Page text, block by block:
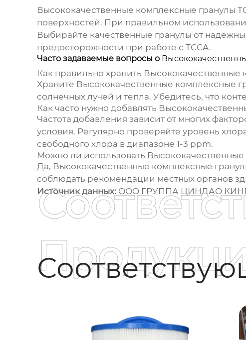
Высококачественные комплексные гранулы
поверхностей. При правильном
Выбирайте качественные гранулы от
предосторожности при работе с TCCA.
Часто задаваемые вопросы о
Как правильно хранить Высококачественные
Храните Высококачественные комплексные
солнечных лучей и тепла. Убедитесь, что
Как часто нужно добавлять
Частота добавления зависит от многих
условия. Регулярно проверяйте уровень
свободного хлора в диапазоне 1-3 ppm.
Можно ли использовать
Да, Высококачественные комплексные
соблюдать рекомендации местных органов
Источник данных: ООО ГРУППА ЦИНДАО